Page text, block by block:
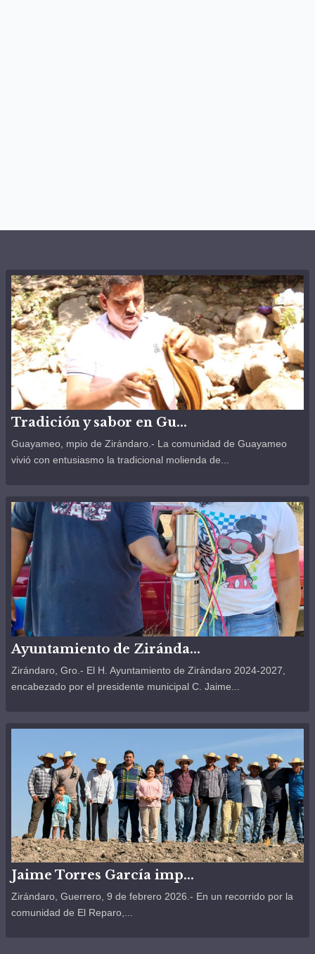
Tradición y sabor en Gu...
Guayameo, mpio de Zirándaro.- La comunidad de Guayameo
vivió con entusiasmo la tradicional molienda de...
Ayuntamiento de Ziránda...
Zirándaro, Gro.- El H. Ayuntamiento de Zirándaro 2024-2027,
encabezado por el presidente municipal C. Jaime...
Jaime Torres García imp...
Zirándaro, Guerrero, 9 de febrero 2026.- En un recorrido por la
comunidad de El Reparo,...